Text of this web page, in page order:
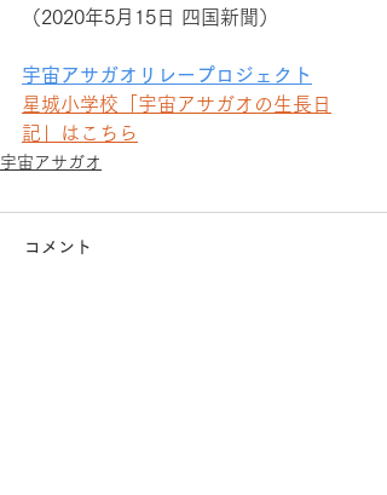
（2020年5月15日 四国新聞）
宇宙アサガオリレープロジェクト
星城小学校「宇宙アサガオの生長日
記」はこちら
宇宙アサガオ
コメント